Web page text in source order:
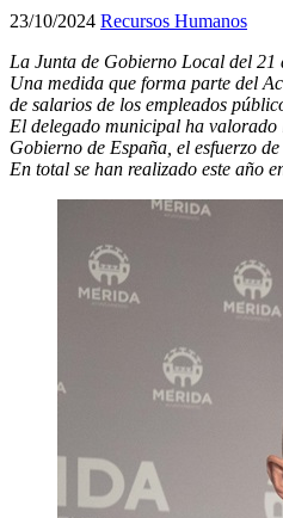
23/10/2024 Recursos Humanos
La Junta de Gobierno Local del 21
Una medida que forma parte del
de salarios de los empleados
El delegado municipal ha valorado
Gobierno de España, el esfuerzo
En total se han realizado este año